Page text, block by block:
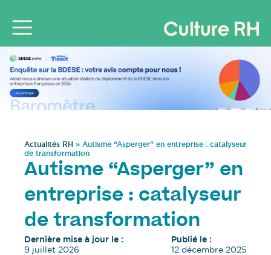
Actualités RH » Autisme “Asperger” en entreprise : catalyseur
de transformation
Autisme “Asperger” en
entreprise : catalyseur
de transformation
Dernière mise à jour le :
9 juillet 2026
Publié le :
12 décembre 2025